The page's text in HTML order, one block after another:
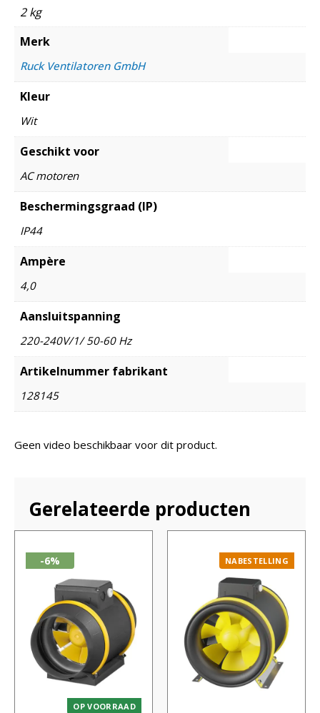
2 kg
Merk
Ruck Ventilatoren GmbH
Kleur
Wit
Geschikt voor
AC motoren
Beschermingsgraad (IP)
IP44
Ampère
4,0
Aansluitspanning
220-240V/1/ 50-60 Hz
Artikelnummer fabrikant
128145
Geen video beschikbaar voor dit product.
Gerelateerde producten
-6%
OP VOORRAAD
NABESTELLING